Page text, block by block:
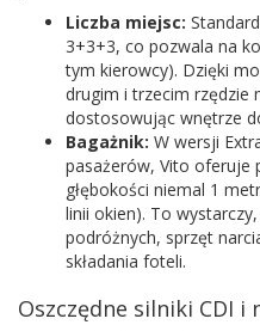
Liczba miejsc:
3+3+3, co pozwala na
tym kierowcy). Dzięki
drugim i trzecim rzędzie
dostosowując wnętrze
Bagażnik: W wersji
pasażerów, Vito oferuje
głębokości niemal 1
linii okien). To
podróżnych, sprzęt
składania foteli.
Oszczędne silniki CDI i